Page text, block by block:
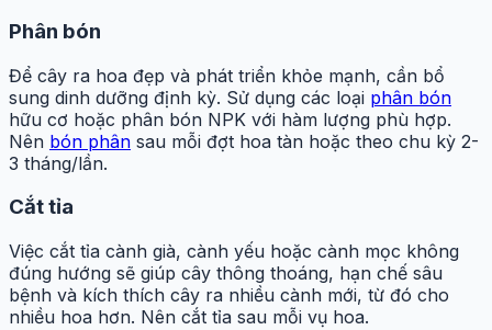
Phân bón
Để cây ra hoa đẹp và phát triển khỏe mạnh, cần bổ
sung dinh dưỡng định kỳ. Sử dụng các loại phân bón
hữu cơ hoặc phân bón NPK với hàm lượng phù hợp.
Nên bón phân sau mỗi đợt hoa tàn hoặc theo chu kỳ 2-
3 tháng/lần.
Cắt tỉa
Việc cắt tỉa cành già, cành yếu hoặc cành mọc không
đúng hướng sẽ giúp cây thông thoáng, hạn chế sâu
bệnh và kích thích cây ra nhiều cành mới, từ đó cho
nhiều hoa hơn. Nên cắt tỉa sau mỗi vụ hoa.